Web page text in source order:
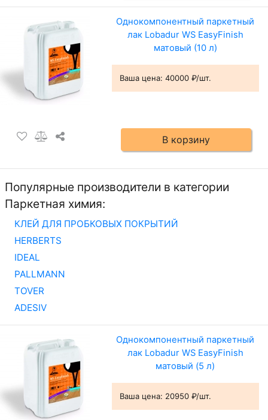
Однокомпонентный паркетный
лак Lobadur WS EasyFinish
матовый (10 л)
Ваша цена: 40000 ₽/шт.
В корзину
Популярные производители в категории
Паркетная химия:
КЛЕЙ ДЛЯ ПРОБКОВЫХ ПОКРЫТИЙ
HERBERTS
IDEAL
PALLMANN
TOVER
ADESIV
Однокомпонентный паркетный
лак Lobadur WS EasyFinish
матовый (5 л)
Ваша цена: 20950 ₽/шт.